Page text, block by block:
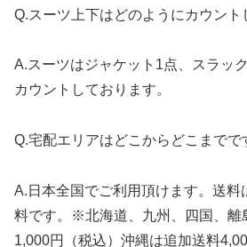
Q.スーツ上下はどのようにカウント
A.スーツはジャケット1点、スラッ
カウントしております。
Q.宅配エリアはどこからどこまでで
A.日本全国でご利用頂けます。送料
料です。※北海道、九州、四国、離
1,000円（税込）沖縄は追加送料